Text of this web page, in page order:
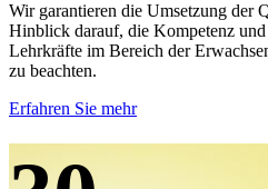
Wir garantieren die Umsetzung der
Hinblick darauf, die Kompetenz
Lehrkräfte im Bereich der
zu beachten.
Erfahren Sie mehr